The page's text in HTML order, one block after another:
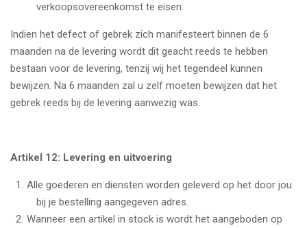
verkoopsovereenkomst te eisen.
Indien het defect of gebrek zich manifesteert binnen de 6
maanden na de levering wordt dit geacht reeds te hebben
bestaan voor de levering, tenzij wij het tegendeel kunnen
bewijzen. Na 6 maanden zal u zelf moeten bewijzen dat het
gebrek reeds bij de levering aanwezig was.
Artikel 12: Levering en uitvoering
Alle goederen en diensten worden geleverd op het door jou
bij je bestelling aangegeven adres.
Wanneer een artikel in stock is wordt het aangeboden op